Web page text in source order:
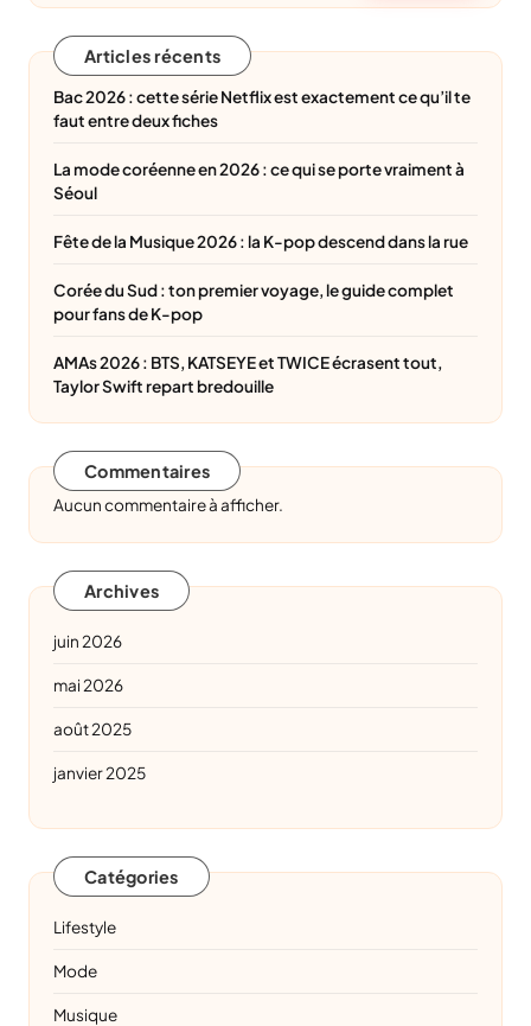
Articles récents
Bac 2026 : cette série Netflix est exactement ce qu’il te
faut entre deux fiches
La mode coréenne en 2026 : ce qui se porte vraiment à
Séoul
Fête de la Musique 2026 : la K-pop descend dans la rue
Corée du Sud : ton premier voyage, le guide complet
pour fans de K-pop
AMAs 2026 : BTS, KATSEYE et TWICE écrasent tout,
Taylor Swift repart bredouille
Commentaires
Aucun commentaire à afficher.
Archives
juin 2026
mai 2026
août 2025
janvier 2025
Catégories
Lifestyle
Mode
Musique